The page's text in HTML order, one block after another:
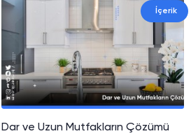
İçerik
Dar ve Uzun Mutfakların Çözümü